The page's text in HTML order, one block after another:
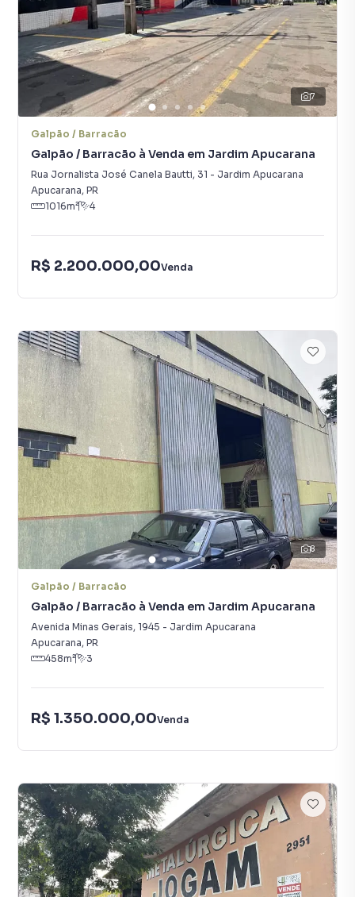
7
Galpão / Barracão
Galpão / Barracão à Venda em Jardim Apucarana
Rua Jornalista José Canela Bautti, 31 - Jardim Apucarana
Apucarana, PR
1016m² 4
R$ 2.200.000,00Venda
8
Galpão / Barracão
Galpão / Barracão à Venda em Jardim Apucarana
Avenida Minas Gerais, 1945 - Jardim Apucarana
Apucarana, PR
458m² 3
R$ 1.350.000,00Venda